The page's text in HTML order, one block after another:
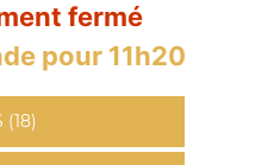
fermé
pour 11h20
(18)